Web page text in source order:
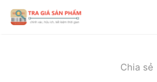
Chia sẻ